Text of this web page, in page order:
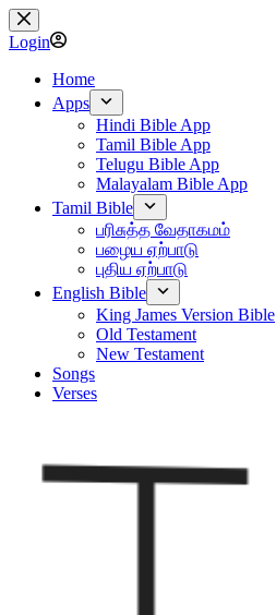
Skip
to
content
Login
Home
Apps
Hindi Bible App
Tamil Bible App
Telugu Bible App
Malayalam Bible App
Tamil Bible
பரிசுத்த வேதாகமம்
பழைய ஏற்பாடு
புதிய ஏற்பாடு
English Bible
King James Version Bible
Old Testament
New Testament
Songs
Verses